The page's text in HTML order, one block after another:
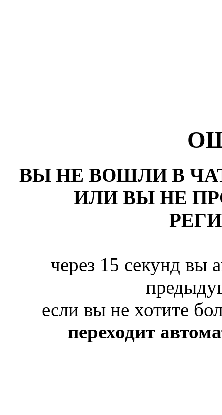
ВЫ НЕ ВОШЛИ В
ИЛИ ВЫ НЕ
через 15 секунд вы
если вы не хотите
переходит